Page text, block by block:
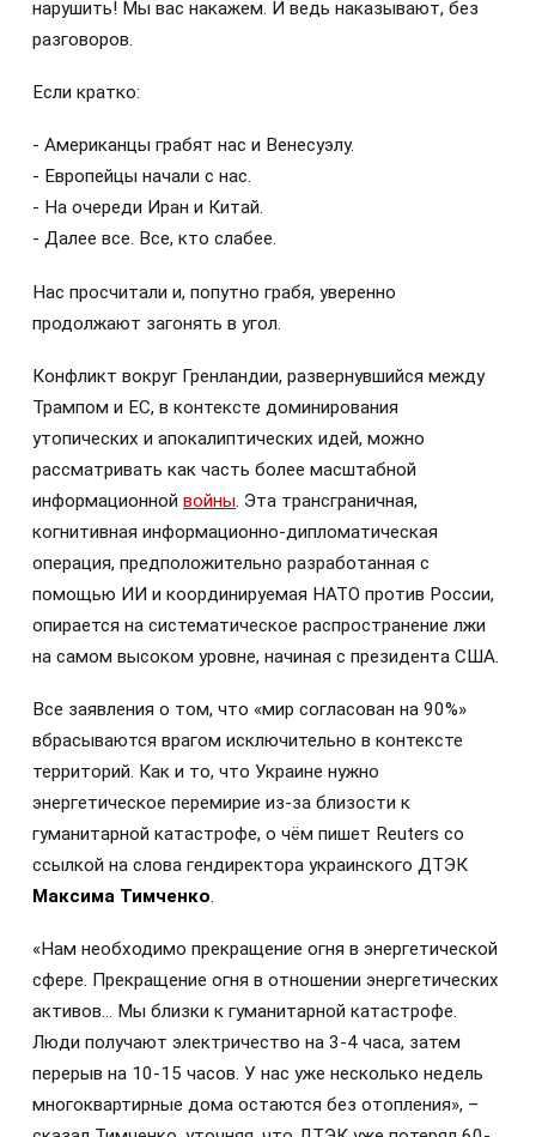
нарушить! Мы вас накажем. И ведь наказывают, без
разговоров.
Если кратко:
- Американцы грабят нас и Венесуэлу.
- Европейцы начали с нас.
- На очереди Иран и Китай.
- Далее все. Все, кто слабее.
Нас просчитали и, попутно грабя, уверенно
продолжают загонять в угол.
Конфликт вокруг Гренландии, развернувшийся между
Трампом и ЕС, в контексте доминирования
утопических и апокалиптических идей, можно
рассматривать как часть более масштабной
информационной войны. Эта трансграничная,
когнитивная информационно-дипломатическая
операция, предположительно разработанная с
помощью ИИ и координируемая НАТО против России,
опирается на систематическое распространение лжи
на самом высоком уровне, начиная с президента США.
Все заявления о том, что «мир согласован на 90%»
вбрасываются врагом исключительно в контексте
территорий. Как и то, что Украине нужно
энергетическое перемирие из-за близости к
гуманитарной катастрофе, о чём пишет Reuters со
ссылкой на слова гендиректора украинского ДТЭК
Максима Тимченко.
«Нам необходимо прекращение огня в энергетической
сфере. Прекращение огня в отношении энергетических
активов… Мы близки к гуманитарной катастрофе.
Люди получают электричество на 3-4 часа, затем
перерыв на 10-15 часов. У нас уже несколько недель
многоквартирные дома остаются без отопления», –